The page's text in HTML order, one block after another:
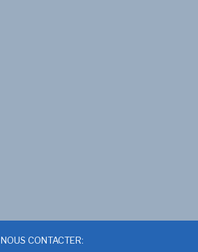
NOUS CONTACTER: